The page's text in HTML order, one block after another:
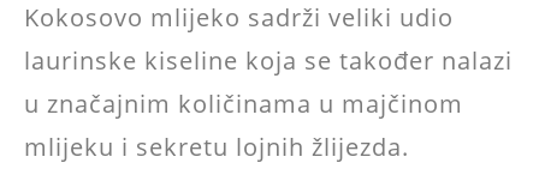
Kokosovo mlijeko sadrži veliki udio
laurinske kiseline koja se također nalazi
u značajnim količinama u majčinom
mlijeku i sekretu lojnih žlijezda.